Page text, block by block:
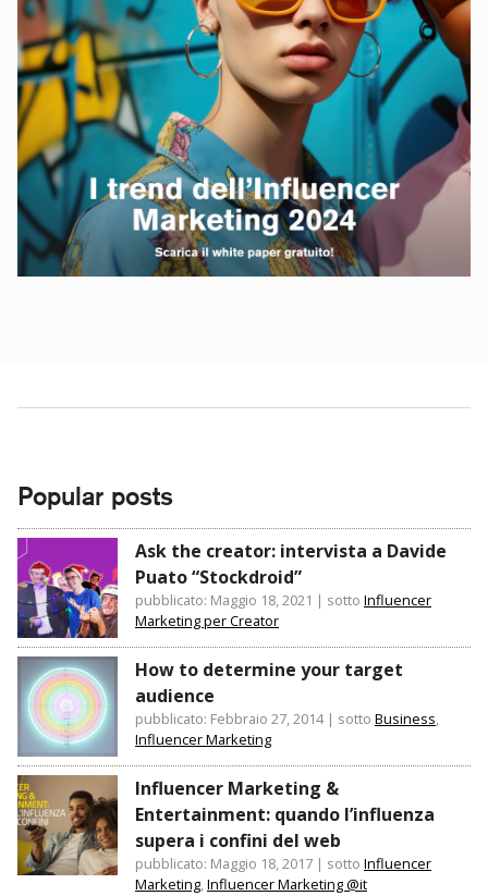
Popular posts
Ask the creator: intervista a Davide
Puato “Stockdroid”
pubblicato: Maggio 18, 2021 | sotto Influencer
Marketing per Creator
How to determine your target
audience
pubblicato: Febbraio 27, 2014| sotto Business,
Influencer Marketing
Influencer Marketing &
Entertainment: quando l’influenza
supera i confini del web
pubblicato: Maggio 18, 2017 | sotto Influencer
Marketing,Influencer Marketing @it